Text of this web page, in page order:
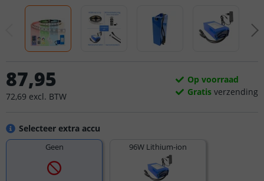
Selecteer extra accu
Geen 96W Lithium-ion
87,95
72,69 excl. BTW
Op voorraad
Gratis verzending